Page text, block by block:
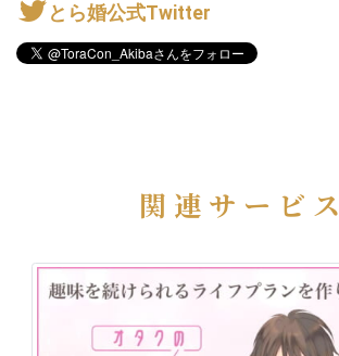
とら婚公式Twitter
関連サービス